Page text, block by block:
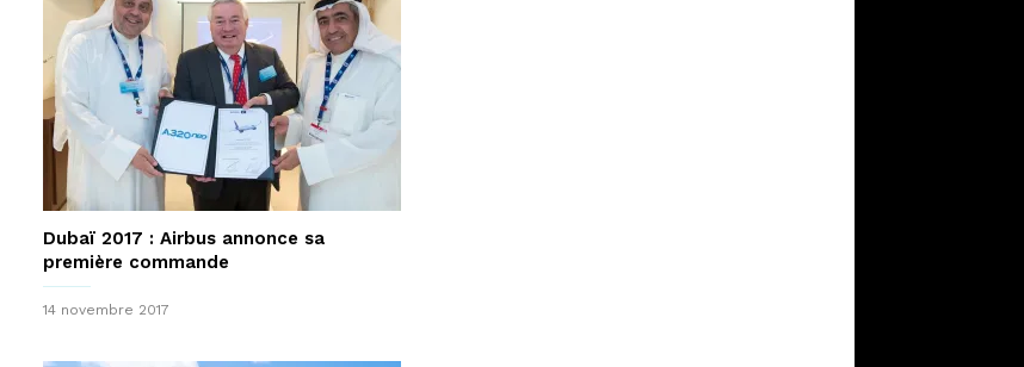
Dubaï 2017 : Airbus annonce sa
première commande
14 novembre 2017